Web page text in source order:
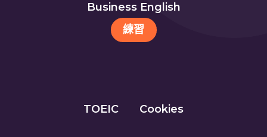
Business English
練習
TOEIC Cookies